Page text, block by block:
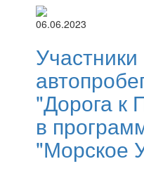
06.06.2023
Участники
"Дорога к
в
"Морское